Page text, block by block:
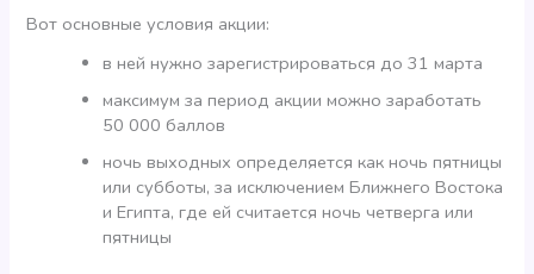
Вот основные условия акции:
в ней нужно зарегистрироваться до 31 марта
максимум за период акции можно заработать
50 000 баллов
ночь выходных определяется как ночь пятницы
или субботы, за исключением Ближнего Востока
и Египта, где ей считается ночь четверга или
пятницы